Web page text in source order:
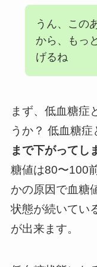
うん、この
から、もっ
げるね
まず、低血糖症
うか？ 低血糖症
まで下がってし
糖値は80〜100
かの原因で血糖
状態が続いてい
が出来ます。